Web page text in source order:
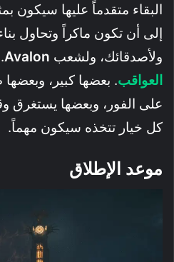
البقاء متقدماً عليها سيكون
إلى أن تكون ماكراً وتحاول
ولأصدقائك، ولشعب Avalon
العواقب. بعضها كبير،
على الفور، وبعضها يستغرق
كل خيار تتخذه سيكون مهماً.
موعد الإطلاق